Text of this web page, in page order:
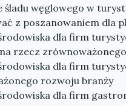
śladu węglowego w
z poszanowaniem dla
dla firm
rzecz
dla firm
rozwoju branży
dla firm